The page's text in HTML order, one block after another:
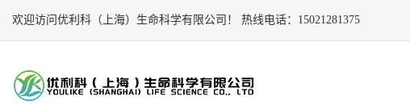
欢迎访问优利科（上海）生命科学有限公司！ 热线电话： 15021281375
Close
司
首